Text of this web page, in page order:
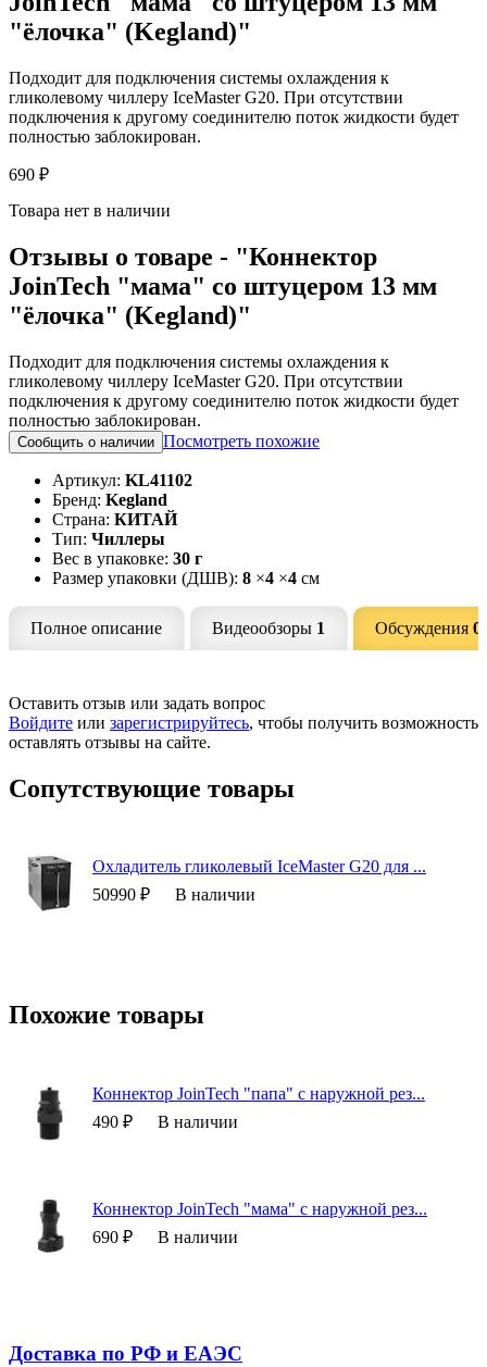
"ёлочка" (Kegland)"
Подходит для подключения системы охлаждения к
гликолевому чиллеру IceMaster G20. При отсутствии
подключения к другому соединителю поток жидкости будет
полностью заблокирован.
690 ₽
Товара нет в наличии
Отзывы о товаре - "Коннектор
JoinTech "мама" со штуцером 13 мм
"ёлочка" (Kegland)"
Подходит для подключения системы охлаждения к
гликолевому чиллеру IceMaster G20. При отсутствии
подключения к другому соединителю поток жидкости будет
полностью заблокирован.
Сообщить о наличии Посмотреть похожие
Артикул: KL41102
Бренд: Kegland
Страна: КИТАЙ
Тип: Чиллеры
Вес в упаковке: 30 г
Размер упаковки (ДШВ): 8 ×4 ×4 см
Полное описание Видеообзоры 1 Обсуждения 0
Оставить отзыв или задать вопрос
Войдите или зарегистрируйтесь, чтобы получить возможность
оставлять отзывы на сайте.
Сопутствующие товары
Охладитель гликолевый IceMaster G20 для ...
50990 ₽
В наличии
Похожие товары
Коннектор JoinTech "папа" с наружной рез...
490 ₽
В наличии
Коннектор JoinTech "мама" с наружной рез...
690 ₽
В наличии
Доставка по РФ и EAЭС